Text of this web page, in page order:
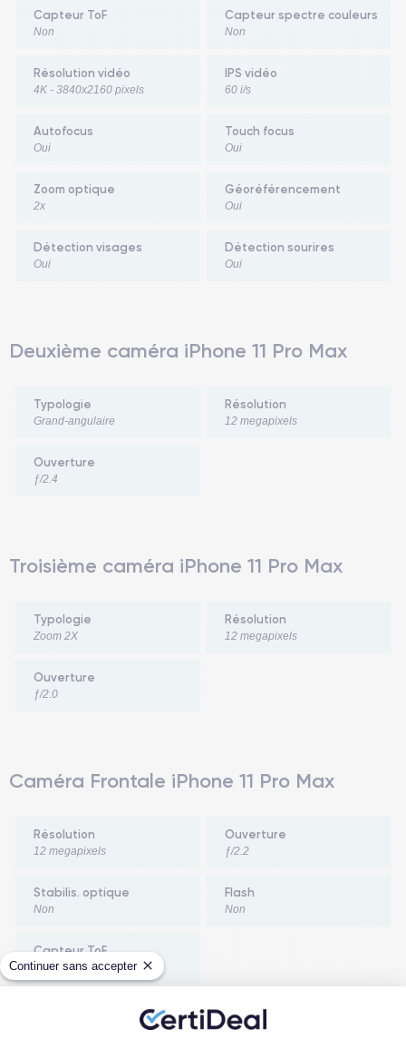
Continuer sans accepter
Capteur ToF
Non
Capteur spectre couleurs
Non
Résolution vidéo
4K - 3840x2160 pixels
IPS vidéo
60 i/s
Autofocus
Oui
Touch focus
Oui
Zoom optique
2x
Géoréférencement
Oui
Détection visages
Oui
Détection sourires
Oui
Deuxième caméra iPhone 11 Pro Max
Typologie
Grand-angulaire
Résolution
12 megapixels
Ouverture
ƒ/2.4
Troisième caméra iPhone 11 Pro Max
Typologie
Zoom 2X
Résolution
12 megapixels
Ouverture
ƒ/2.0
Caméra Frontale iPhone 11 Pro Max
Résolution
12 megapixels
Ouverture
ƒ/2.2
Stabilis. optique
Non
Flash
Non
Capteur ToF
Oui